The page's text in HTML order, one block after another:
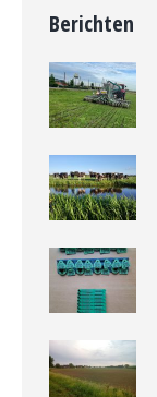
Berichten